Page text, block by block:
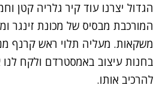
הגדול יצרנו עוד קיר גלריה קטן
המורכבת מבסיס של מכונת זינגר
משקאות. מעליה תלוי ראש קרנף
בחנות עיצוב באמסטרדם ולקח
להרכיב אותו.